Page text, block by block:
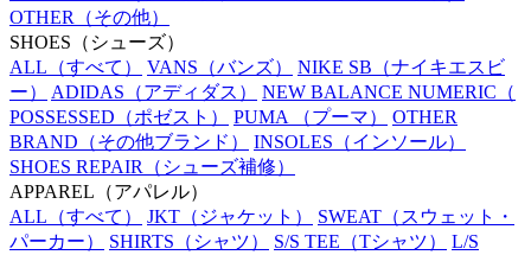
OTHER （その他）
SHOES （シューズ）
ALL （すべて） VANS （バンズ） NIKE SB （ナイキエスビ
ー）
ADIDAS （アディダス） NEW BALANCE NUMERIC （
POSSESSED （ポゼスト） PUMA （プーマ）
OTHER
BRAND （その他ブランド） INSOLES （インソール）
SHOES REPAIR （シューズ補修）
APPAREL （アパレル）
ALL （すべて） JKT （ジャケット） SWEAT （スウェット・
パーカー）
SHIRTS （シャツ） S/S TEE （Tシャツ）
L/S